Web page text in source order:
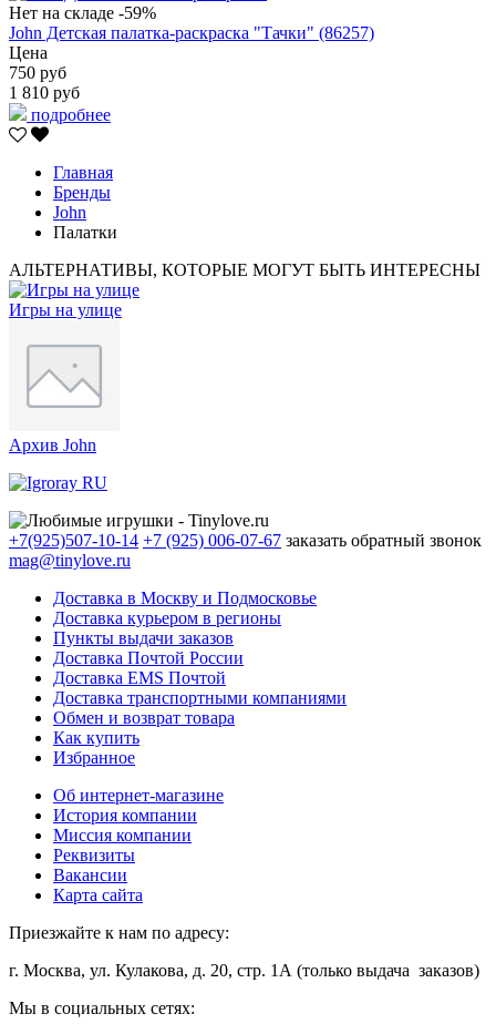
Нет на складе -59%
John Детская палатка-раскраска "Тачки" (86257)
Цена
750 руб
1 810 руб
подробнее
Главная
Бренды
John
Палатки
АЛЬТЕРНАТИВЫ, КОТОРЫЕ МОГУТ БЫТЬ ИНТЕРЕСНЫ
Игры на улице
Архив John
+7(925)507-10-14 +7 (925) 006-07-67 заказать обратный звонок
mag@tinylove.ru
Доставка в Москву и Подмосковье
Доставка курьером в регионы
Пункты выдачи заказов
Доставка Почтой России
Доставка EMS Почтой
Доставка транспортными компаниями
Обмен и возврат товара
Как купить
Избранное
Об интернет-магазине
История компании
Миссия компании
Реквизиты
Вакансии
Карта сайта
Приезжайте к нам по адресу:
г. Москва, ул. Кулакова, д. 20, стр. 1А (только выдача заказов)
Мы в социальных сетях: